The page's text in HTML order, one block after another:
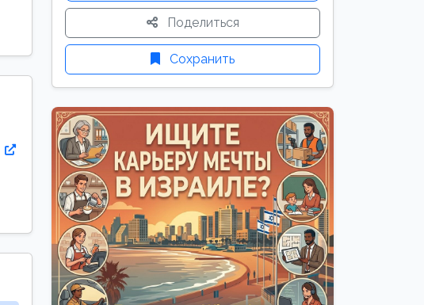
Поделиться
Сохранить